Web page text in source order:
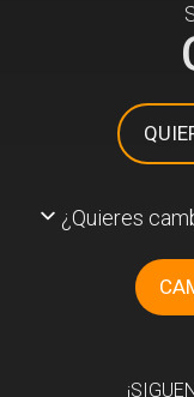
¿Quieres